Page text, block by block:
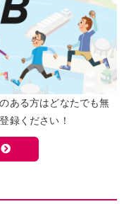
ある方はどなたでも無
録ください！